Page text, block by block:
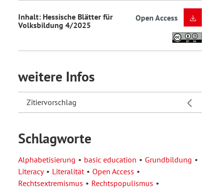
Inhalt: Hessische Blätter für
Volksbildung 4/2025
Open Access
weitere Infos
Zitiervorschlag
Schlagworte
Alphabetisierung basic education
Grundbildung
Literacy
Literalität
Open Access
Rechtsextremismus
Rechtspopulismus